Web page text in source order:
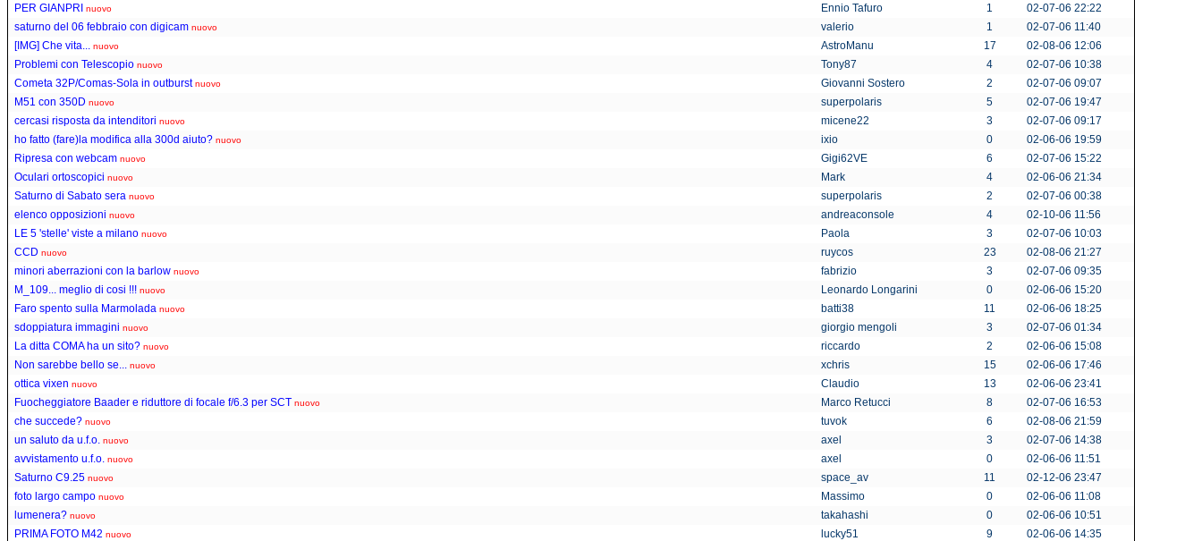
PER GIANPRI nuovo Ennio Tafuro 1
02-07-06 22:22
saturno del 06 febbraio con digicam nuovo valerio 1
02-07-06 11:40
[IMG] Che vita...
nuovo AstroManu 17
02-08-06 12:06
Problemi con Telescopio nuovo Tony87 4
02-07-06 10:38
Cometa 32P/Comas-Sola in outburst nuovo Giovanni Sostero 2
02-07-06 09:07
M51 con 350D nuovo superpolaris 5
02-07-06 19:47
cercasi risposta da intenditori nuovo micene22 3
02-07-06 09:17
ho fatto (fare)la modifica alla 300d aiuto? nuovo ixio 0
02-06-06 19:59
Ripresa con webcam nuovo Gigi62VE 6
02-07-06 15:22
Oculari ortoscopici nuovo Mark 4
02-06-06 21:34
Saturno di Sabato sera nuovo superpolaris 2
02-07-06 00:38
elenco opposizioni nuovo andreaconsole 4
02-10-06 11:56
LE 5 'stelle' viste a milano nuovo Paola 3
02-07-06 10:03
CCD nuovo ruycos 23
02-08-06 21:27
minori aberrazioni con la barlow nuovo fabrizio 3
02-07-06 09:35
M_109... meglio di cosi !!! nuovo Leonardo Longarini 0
02-06-06 15:20
Faro spento sulla Marmolada nuovo batti38 11
02-06-06 18:25
sdoppiatura immagini nuovo giorgio mengoli 3
02-07-06 01:34
La ditta COMA ha un sito? nuovo riccardo 2
02-06-06 15:08
Non sarebbe bello se...
nuovo xchris 15
02-06-06 17:46
ottica vixen nuovo Claudio 13
02-06-06 23:41
Fuocheggiatore Baader e riduttore di focale f/6.3 per SCT nuovo Marco Retucci 8
02-07-06 16:53
che succede? nuovo tuvok 6
02-08-06 21:59
un saluto da u.f.o. nuovo axel 3
02-07-06 14:38
avvistamento u.f.o. nuovo axel 0
02-06-06 11:51
Saturno C9.25 nuovo space_av 11
02-12-06 23:47
foto largo campo nuovo Massimo 0
02-06-06 11:08
lumenera? nuovo takahashi 0
02-06-06 10:51
PRIMA FOTO M42 nuovo lucky51 9
02-06-06 14:35